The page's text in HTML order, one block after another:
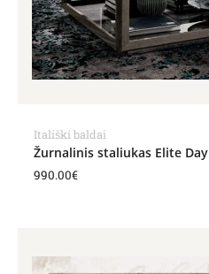
Itališki baldai
Žurnalinis staliukas Elite Day
990.00€